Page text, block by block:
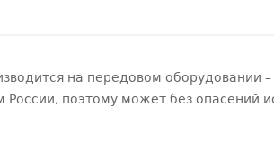
на передовом оборудовании –
поэтому может без опасений